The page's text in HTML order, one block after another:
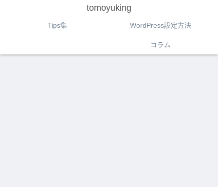
tomoyuking
Tips集 WordPress設定方法
コラム